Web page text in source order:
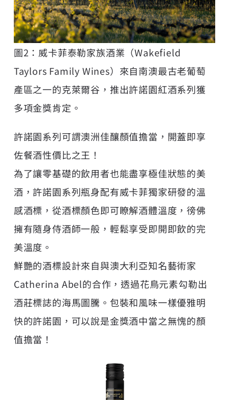
圖2：威卡菲泰勒家族酒業（Wakefield
Taylors Family Wines）來自南澳最古老葡萄
產區之一的克萊爾谷，推出許諾園紅酒系列獲
多項金獎肯定。
許諾園系列可謂澳洲佳釀顏值擔當，開蓋即享
佐餐酒性價比之王！
為了讓零基礎的飲用者也能盡享極佳狀態的美
酒，許諾園系列瓶身配有威卡菲獨家研發的溫
感酒標，從酒標顏色即可瞭解酒體溫度，徬佛
擁有隨身侍酒師一般，輕鬆享受即開即飲的完
美溫度。
鮮艷的酒標設計來自與澳大利亞知名藝術家
Catherina Abel的合作，透過花鳥元素勾勒出
酒莊標誌的海馬圖騰。包裝和風味一樣優雅明
快的許諾園，可以說是金獎酒中當之無愧的顏
值擔當！